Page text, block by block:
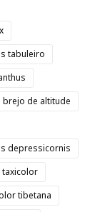
tabuleiro
brejo de altitude
depressicornis
taxicolor
tibetana